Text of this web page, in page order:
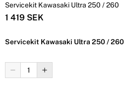
Servicekit Kawasaki Ultra 250 / 260
1 419 SEK
Servicekit Kawasaki Ultra 250 / 260